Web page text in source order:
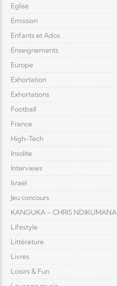
Eglise
Émission
Enfants et Ados
Enseignements
Europe
Exhortation
Exhortations
Football
France
High-Tech
Insolite
Interviews
Israël
Jeu concours
KANGUKA – CHRIS NDIKUMANA
Lifestyle
Littérature
Livres
Loisirs & Fun